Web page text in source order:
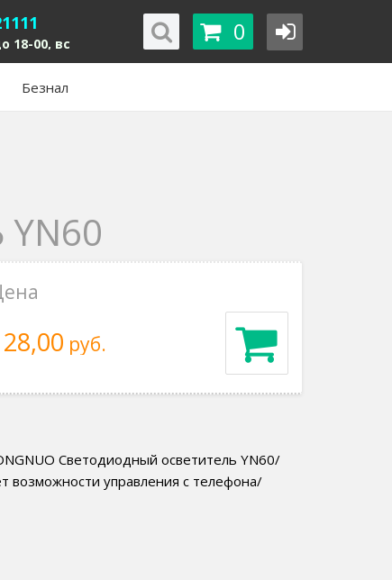
18-00, вс
0
Безнал
руб.
Светодиодный осветитель YN60/
возможности управления с телефона/